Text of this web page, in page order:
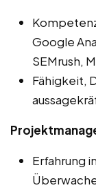
Google
SEMrush,
Fähigkeit,
Erfahrung